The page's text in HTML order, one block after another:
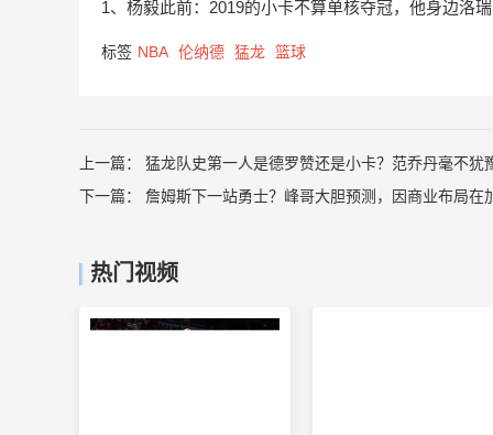
1、杨毅此前：2019的小卡不算单核夺冠，他身边洛
标签 NBA 伦纳德 猛龙 篮球
上一篇： 猛龙队史第一人是德罗赞还是小卡？范乔丹毫不犹
下一篇： 詹姆斯下一站勇士？峰哥大胆预测，因商业布局在
热门视频